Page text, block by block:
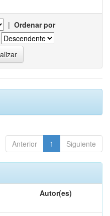
| Ordenar por
Anterior 1 Siguiente
Autor(es)